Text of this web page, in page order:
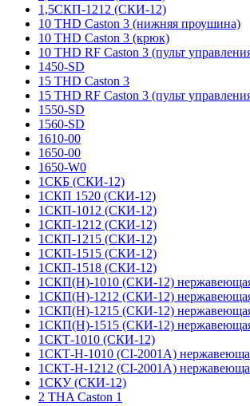
1,5СКП-1212 (СКИ-12)
10 THD Caston 3 (нижняя проушина)
10 THD Caston 3 (крюк)
10 THD RF Caston 3 (пульт
1450-SD
15 THD Caston 3
15 THD RF Caston 3 (пульт
1550-SD
1560-SD
1610-00
1650-00
1650-W0
1СКБ (СКИ-12)
1СКП 1520 (СКИ-12)
1СКП-1012 (СКИ-12)
1СКП-1212 (СКИ-12)
1СКП-1215 (СКИ-12)
1СКП-1515 (СКИ-12)
1СКП-1518 (СКИ-12)
1СКП(Н)-1010 (СКИ-12) нержавеющая
1СКП(Н)-1212 (СКИ-12) нержавеющая
1СКП(Н)-1215 (СКИ-12) нержавеющая
1СКП(Н)-1515 (СКИ-12) нержавеющая
1СКТ-1010 (СКИ-12)
1СКТ-Н-1010 (CI-2001A)
1СКТ-Н-1212 (CI-2001A)
1СКУ (СКИ-12)
2 THA Caston 1